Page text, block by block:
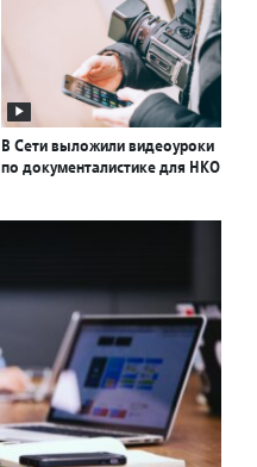
В Сети выложили видеоуроки
по документалистике для НКО